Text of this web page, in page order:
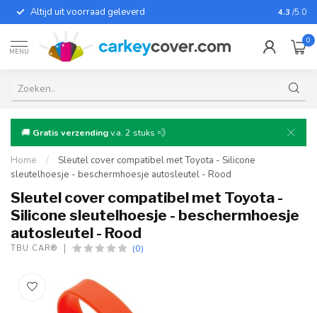
Altijd uit voorraad geleverd Voor
4.3 /5.0
MENU
0
🚚 Gratis verzendingv.a. 2 stuks 💨
Home /
Sleutel cover compatibel met Toyota - Silicone
sleutelhoesje - beschermhoesje autosleutel - Rood
Sleutel cover compatibel met Toyota -
Silicone sleutelhoesje - beschermhoesje
autosleutel - Rood
TBU CAR® (0)